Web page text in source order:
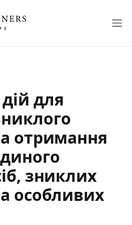
для
отримання
зниклих
особливих